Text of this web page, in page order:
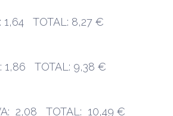
1,64 TOTAL: 8,27 €
1,86 TOTAL: 9,38 €
2,08 TOTAL: 10,49 €